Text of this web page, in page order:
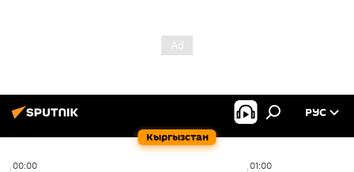
Кыргызстан
РУС
00:00 01:00